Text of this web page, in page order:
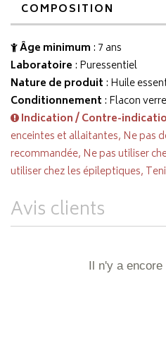
COMPOSITION
Âge minimum : 7 ans
Laboratoire : Puressentiel
Nature de produit : Huile
Conditionnement : Flacon verre
Indication / Contre-
enceintes et allaitantes, Ne pas
recommandée, Ne pas utiliser
utiliser chez les épileptiques,
Avis clients
Il n'y a